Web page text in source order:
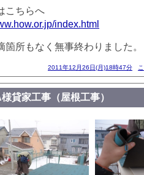
こちらへ
index.html
箇所もなく無事終わりました。
2011年12月26日(月)18時47分
貸家工事（屋根工事）